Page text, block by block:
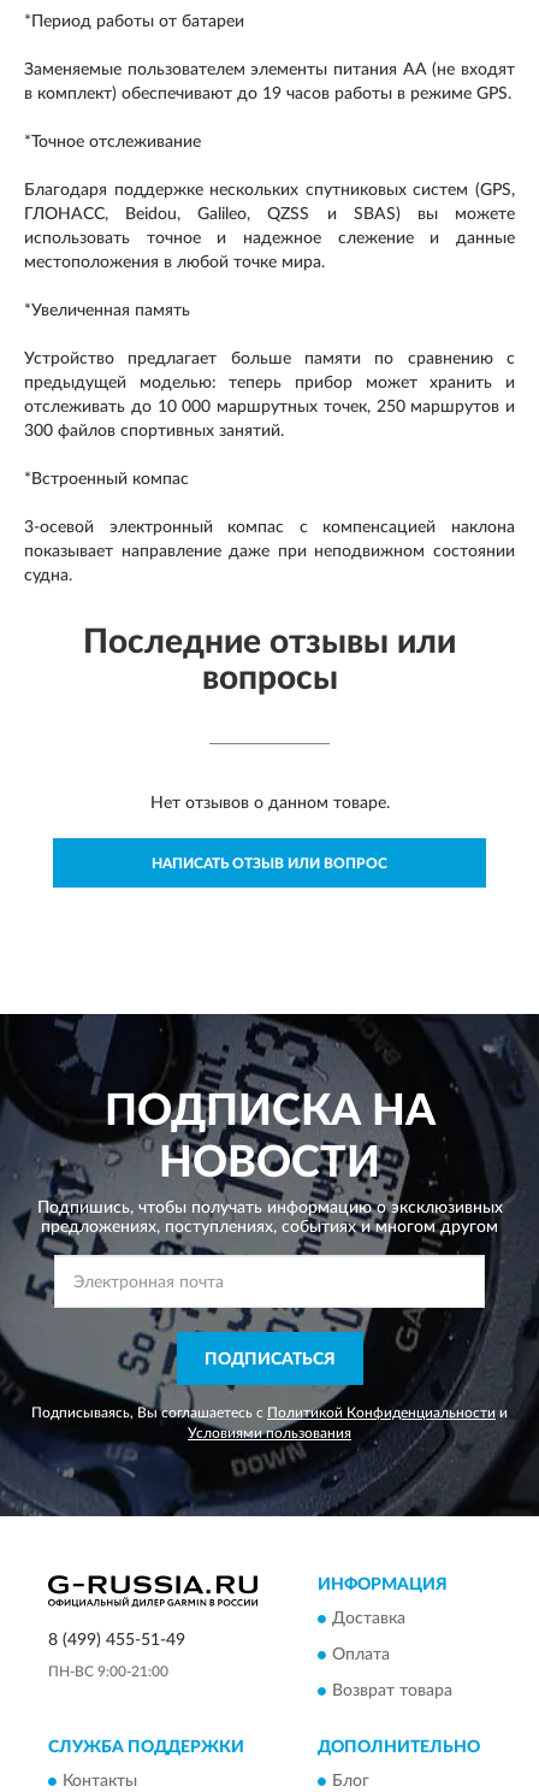
*Период работы от батареи
Заменяемые пользователем элементы питания АА (не входят
в комплект) обеспечивают до 19 часов работы в режиме GPS.
*Точное отслеживание
Благодаря поддержке нескольких спутниковых систем (GPS,
ГЛОНАСС, Beidou, Galileo, QZSS и SBAS) вы можете
использовать точное и надежное слежение и данные
местоположения в любой точке мира.
*Увеличенная память
Устройство предлагает больше памяти по сравнению с
предыдущей моделью: теперь прибор может хранить и
отслеживать до 10 000 маршрутных точек, 250 маршрутов и
300 файлов спортивных занятий.
*Встроенный компас
3-осевой электронный компас с компенсацией наклона
показывает направление даже при неподвижном состоянии
судна.
Последние отзывы или
вопросы
Нет отзывов о данном товаре.
НАПИСАТЬ ОТЗЫВ ИЛИ ВОПРОС
ПОДПИСКА НА
НОВОСТИ
Подпишись, чтобы получать информацию о эксклюзивных
предложениях, поступлениях, событиях и многом другом
ПОДПИСАТЬСЯ
Подписываясь, Вы соглашаетесь с Политикой Конфиденциальности и
Условиями пользования
8 (499) 455-51-49
ПН-ВС 9:00-21:00
ИНФОРМАЦИЯ
Доставка
Оплата
Возврат товара
СЛУЖБА ПОДДЕРЖКИ
Контакты
ДОПОЛНИТЕЛЬНО
Блог